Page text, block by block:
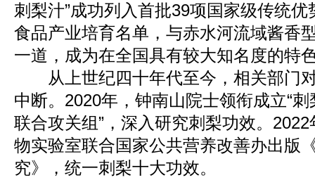
刺梨汁”成功列入首批39项国家级传统
食品产业培育名单，与赤水河流域酱香
一道，成为在全国具有较大知名度的特
从上世纪四十年代至今，相关部门
中断。2020年，钟南山院士领衔成立“
联合攻关组”，深入研究刺梨功效。
物实验室联合国家公共营养改善办出版
究》，统一刺梨十大功效。